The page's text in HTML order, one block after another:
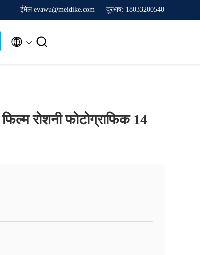
ईमेल evawu@meidike.com दूरभाष: 18033200540
 
रोशनी फोटोग्राफिक 14